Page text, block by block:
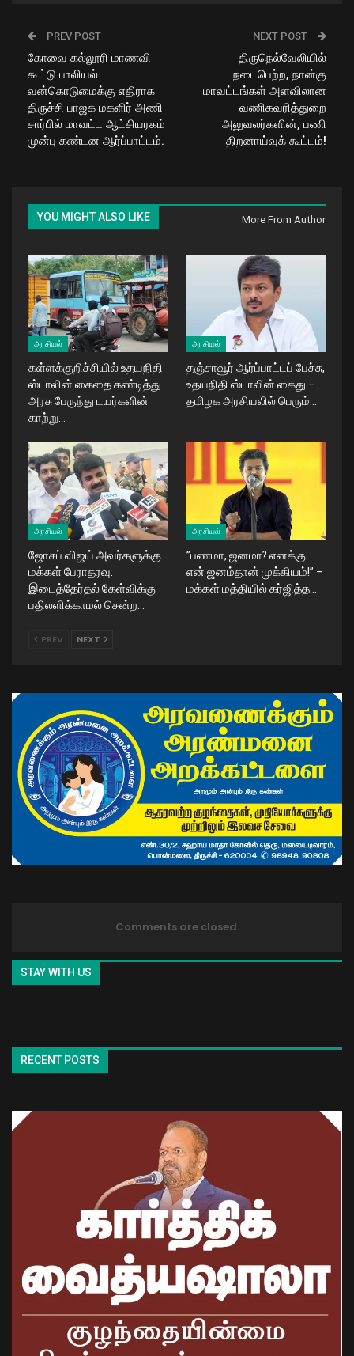
PREV POST
கோவை கல்லூரி மாணவி
கூட்டு பாலியல்
வன்கொடுமைக்கு எதிராக
திருச்சி பாஜக மகளிர் அணி
சார்பில் மாவட்ட ஆட்சியரகம்
முன்பு கண்டன ஆர்ப்பாட்டம்.
NEXT POST
திருநெல்வேலியில்
நடைபெற்ற, நான்கு
மாவட்டங்கள் அளவிலான
வணிகவரித்துறை
அலுவலர்களின், பணி
திறனாய்வுக் கூட்டம்!
YOU MIGHT ALSO LIKE More From Author
அரசியல்
கள்ளக்குறிச்சியில் உதயநிதி
ஸ்டாலின் கைதை கண்டித்து
அரசு பேருந்து டயர்களின்
காற்று…
அரசியல்
தஞ்சாவூர் ஆர்ப்பாட்டப் பேச்சு,
உதயநிதி ஸ்டாலின் கைது –
தமிழக அரசியலில் பெரும்…
அரசியல்
ஜோசப் விஜய் அவர்களுக்கு
மக்கள் பேராதரவு:
இடைத்தேர்தல் கேள்விக்கு
பதிலளிக்காமல் சென்ற…
அரசியல்
​”பணமா, ஜனமா? எனக்கு
என் ஜனம்தான் முக்கியம்!” –
மக்கள் மத்தியில் கர்ஜித்த…
PREV NEXT
Comments are closed.
STAY WITH US
RECENT POSTS